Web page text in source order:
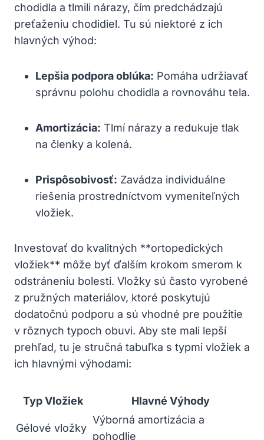
chodidla a tlmili nárazy, čím predchádzajú
preťaženiu chodidiel. Tu sú niektoré z ich
hlavných výhod:
Lepšia podpora oblúka: Pomáha udržiavať
správnu polohu chodidla a rovnováhu tela.
Amortizácia: Tlmí nárazy a redukuje tlak
na členky a kolená.
Prispôsobivosť: Zavádza individuálne
riešenia prostredníctvom vymeniteľných
vložiek.
Investovať do kvalitných **ortopedických
vložiek** môže byť ďalším krokom smerom k
odstráneniu bolesti. Vložky sú často vyrobené
z pružných materiálov, ktoré poskytujú
dodatočnú podporu a sú vhodné pre použitie
v rôznych typoch obuvi. Aby ste mali lepší
prehľad, tu je stručná tabuľka s typmi vložiek a
ich hlavnými výhodami:
Typ Vložiek Hlavné Výhody
Gélové vložky
Výborná amortizácia a
pohodlie